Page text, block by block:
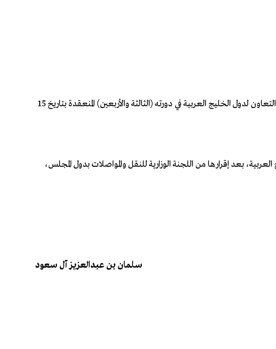
أولاً: الموافقة على النظام (القانون) الموحد للنقل البري الدولي بين دول مجلس التعاون لدول الخليج العربية بالصيغة المرافقة لقرار المجلس الأعلى لمجلس التعاون لدول الخليج العربية في دورته (الثالثة والأربعين) المنعقدة بتاريخ 15
بعد إقرارها من اللجنة الوزارية للنقل والمواصلات بدول المجلس،
سلمان بن عبدالعزيز آل سعود